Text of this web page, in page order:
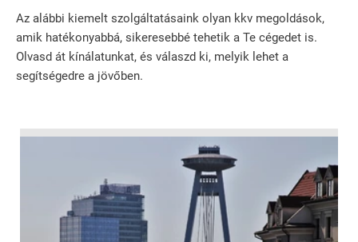
Az alábbi kiemelt szolgáltatásaink olyan kkv megoldások,
amik hatékonyabbá, sikeresebbé tehetik a Te cégedet is.
Olvasd át kínálatunkat, és válaszd ki, melyik lehet a
segítségedre a jövőben.